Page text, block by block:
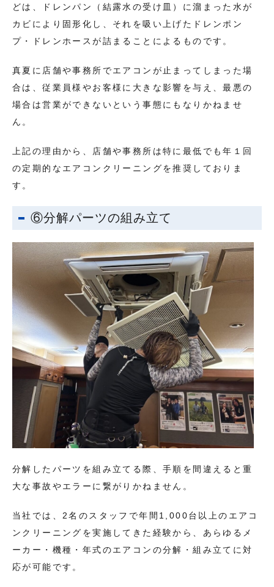
どは、ドレンパン（結露水の受け皿）に溜まった水が
カビにより固形化し、それを吸い上げたドレンポン
プ・ドレンホースが詰まることによるものです。
真夏に店舗や事務所でエアコンが止まってしまった場
合は、従業員様やお客様に大きな影響を与え、最悪の
場合は営業ができないという事態にもなりかねませ
ん。
上記の理由から、店舗や事務所は特に最低でも年１回
の定期的なエアコンクリーニングを推奨しておりま
す。
⑥分解パーツの組み立て
分解したパーツを組み立てる際、手順を間違えると重
大な事故やエラーに繋がりかねません。
当社では、2名のスタッフで年間1,000台以上のエアコ
ンクリーニングを実施してきた経験から、あらゆるメ
ーカー・機種・年式のエアコンの分解・組み立てに対
応が可能です。